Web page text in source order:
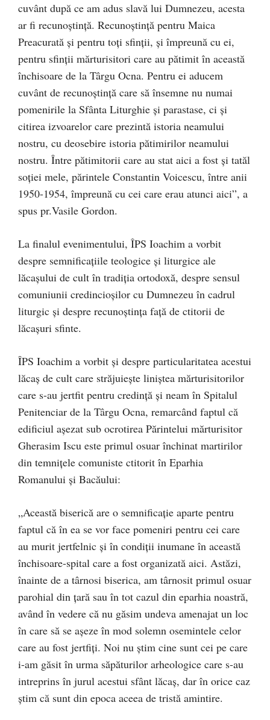
cuvânt după ce am adus slavă lui Dumnezeu, acesta
ar fi recunoștință. Recunoștință pentru Maica
Preacurată și pentru toți sfinții, și împreună cu ei,
pentru sfinții mărturisitori care au pătimit în această
închisoare de la Târgu Ocna. Pentru ei aducem
cuvânt de recunoștință care să însemne nu numai
pomenirile la Sfânta Liturghie și parastase, ci și
citirea izvoarelor care prezintă istoria neamului
nostru, cu deosebire istoria pătimirilor neamului
nostru. Între pătimitorii care au stat aici a fost și tatăl
soției mele, părintele Constantin Voicescu, între anii
1950-1954, împreună cu cei care erau atunci aici”, a
spus pr.Vasile Gordon.
La finalul evenimentului, ÎPS Ioachim a vorbit
despre semnificațiile teologice și liturgice ale
lăcașului de cult în tradiția ortodoxă, despre sensul
comuniunii credincioșilor cu Dumnezeu în cadrul
liturgic și despre recunoștința față de ctitorii de
lăcașuri sfinte.
ÎPS Ioachim a vorbit și despre particularitatea acestui
lăcaș de cult care străjuiește liniștea mărturisitorilor
care s-au jertfit pentru credință și neam în Spitalul
Penitenciar de la Târgu Ocna, remarcând faptul că
edificiul așezat sub ocrotirea Părintelui mărturisitor
Gherasim Iscu este primul osuar închinat martirilor
din temnițele comuniste ctitorit în Eparhia
Romanului și Bacăului:
„Această biserică are o semnificație aparte pentru
faptul că în ea se vor face pomeniri pentru cei care
au murit jertfelnic și în condiții inumane în această
închisoare-spital care a fost organizată aici. Astăzi,
înainte de a târnosi biserica, am târnosit primul osuar
parohial din țară sau în tot cazul din eparhia noastră,
având în vedere că nu găsim undeva amenajat un loc
în care să se așeze în mod solemn osemintele celor
care au fost jertfiți. Noi nu știm cine sunt cei pe care
i-am găsit în urma săpăturilor arheologice care s-au
intreprins în jurul acestui sfânt lăcaș, dar în orice caz
știm că sunt din epoca aceea de tristă amintire.